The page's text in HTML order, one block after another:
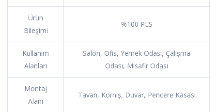
Ürün
Bileşimi
%100 PES
Kullanım
Alanları
Salon, Ofis, Yemek Odası, Çalışma
Odası, Misafir Odası
Montaj
Alanı
Tavan, Korniş, Duvar, Pencere Kasası